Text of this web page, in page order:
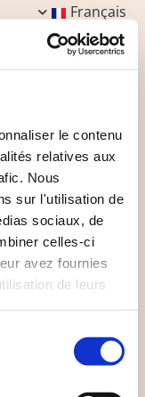
le contenu
relatives aux
Nous
sur l'utilisation de
sociaux, de
celles-ci
avez fournies
de leurs
Français
avons fait de la
à travers divers